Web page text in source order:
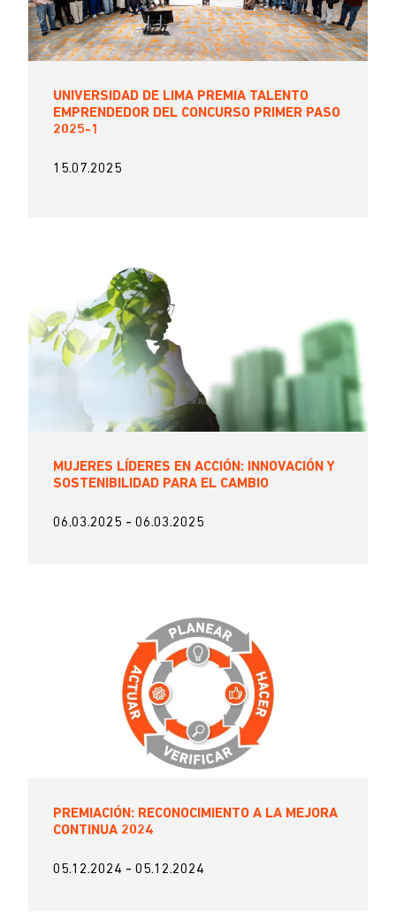
UNIVERSIDAD DE LIMA PREMIA TALENTO
EMPRENDEDOR DEL CONCURSO PRIMER PASO
2025-1
15.07.2025
MUJERES LÍDERES EN ACCIÓN: INNOVACIÓN Y
SOSTENIBILIDAD PARA EL CAMBIO
06.03.2025 - 06.03.2025
PREMIACIÓN: RECONOCIMIENTO A LA MEJORA
CONTINUA 2024
05.12.2024 - 05.12.2024